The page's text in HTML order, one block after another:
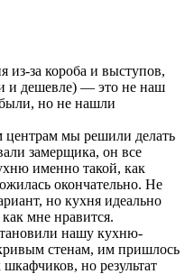
из-за короба и выступов,
и дешевле) — это не наш
но не нашли
центрам мы решили делать
замерщика, он все
именно такой, как
окончательно. Не
но кухня идеально
мне нравится.
нашу кухню-
стенам, им пришлось
но результат